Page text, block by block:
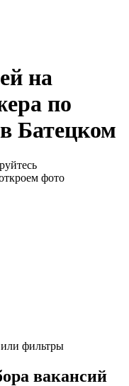
на
по
Батецком
фото
фильтры
вакансий